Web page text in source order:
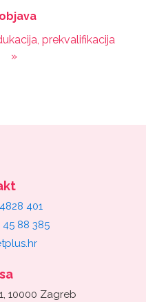
prekvalifikacija
»
401
45 88 385
10000 Zagreb